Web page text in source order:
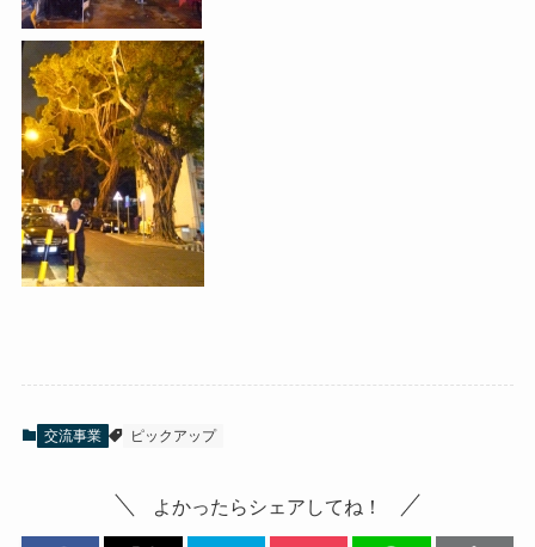
交流事業 ピックアップ
よかったらシェアしてね！